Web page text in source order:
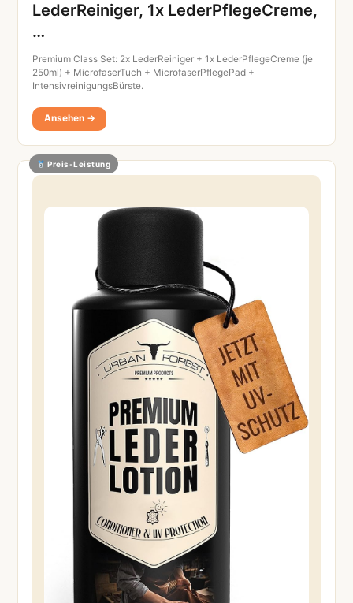
LederReiniger, 1x LederPflegeCreme,
…
Premium Class Set: 2x LederReiniger + 1x LederPflegeCreme (je
250ml) + MicrofaserTuch + MicrofaserPflegePad +
IntensivreinigungsBürste.
Ansehen →
Preis-Leistung